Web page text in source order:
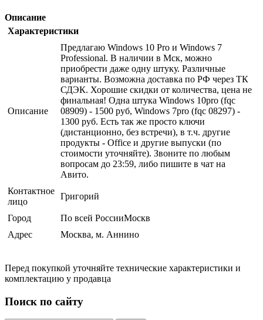
Описание
Характеристики
Описание
Предлагаю Windows 10 Pro и Windows 7
Professional. В наличии в Мск, можно
приобрести даже одну штуку. Различные
варианты. Возможна доставка по РФ через ТК
СДЭК. Хорошие скидки от количества, цена не
финальная! Одна штука Windows 10pro (fqc
08909) - 1500 руб, Windows 7pro (fqc 08297) -
1300 руб. Есть так же просто ключи
(дистанционно, без встречи), в т.ч. другие
продукты - Office и другие выпуски (по
стоимости уточняйте). Звоните по любым
вопросам до 23:59, либо пишите в чат на
Авито.
Контактное
лицо
Григорий
Город
По всей РоссииМоскв
Адрес
Москва, м. Аннино
Перед покупкой уточняйте технические характеристики и
комплектацию у продавца
Поиск по сайту